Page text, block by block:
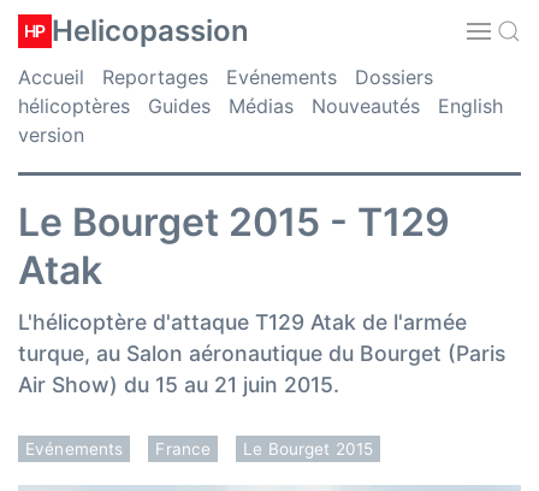
HP Helicopassion
Accueil Reportages Evénements
Dossiers
hélicoptères
Guides Médias Nouveautés
English
version
Le Bourget 2015 - T129
Atak
L'hélicoptère d'attaque T129 Atak de l'armée
turque, au Salon aéronautique du Bourget (Paris
Air Show) du 15 au 21 juin 2015.
Evénements France Le Bourget 2015